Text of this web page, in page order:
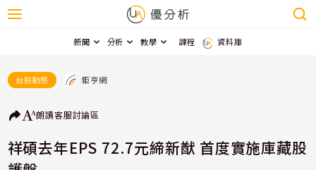
新聞 分析 教學 課程 資料庫
台股動態 鉅亨網
朗讀客服討論區
祥碩去年EPS 72.7元締新猷 首度實施庫藏股